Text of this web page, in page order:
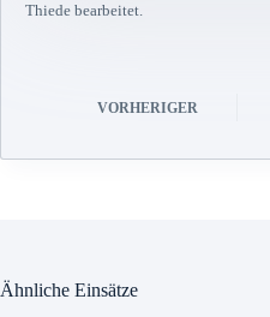
Thiede bearbeitet.
VORHERIGER
Ähnliche Einsätze